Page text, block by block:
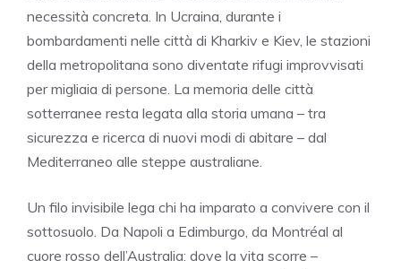
necessità concreta. In Ucraina, durante i
bombardamenti nelle città di Kharkiv e Kiev, le stazioni
della metropolitana sono diventate rifugi improvvisati
per migliaia di persone. La memoria delle città
sotterranee resta legata alla storia umana – tra
sicurezza e ricerca di nuovi modi di abitare – dal
Mediterraneo alle steppe australiane.
Un filo invisibile lega chi ha imparato a convivere con il
sottosuolo. Da Napoli a Edimburgo, da Montréal al
cuore rosso dell’Australia: dove la vita scorre –